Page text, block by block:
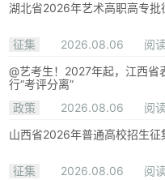
湖北省2026年艺术高职高专批
征集 2026.08.06
阅
@艺考生！2027年起，江西省
行“考评分离”
政策
2026.08.06
阅
山西省2026年普通高校招生
征集 2026.08.06
阅